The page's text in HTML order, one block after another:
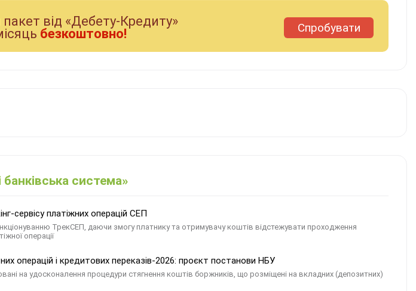
вiд «Дебету-Кредиту»
безкоштовно! Спробувати
банківська система»
сервісу платіжних операцій СЕП
ТрекСЕП, даючи змогу платнику та отримувачу коштів відстежувати проходження
операції
операцій і кредитових переказів-2026: проєкт постанови НБУ
на удосконалення процедури стягнення коштів боржників, що розміщені на вкладних (депозитних)